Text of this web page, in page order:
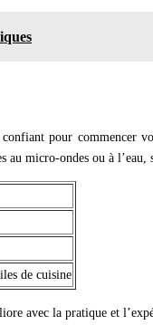
pour
micro-ondes ou à l’eau,
de cuisine
avec la pratique et